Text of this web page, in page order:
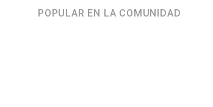
POPULAR EN LA COMUNIDAD